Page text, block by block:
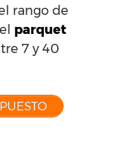
rango de
parquet
7 y 40